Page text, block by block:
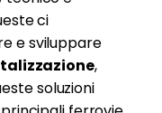
ci
e sviluppare
,
soluzioni